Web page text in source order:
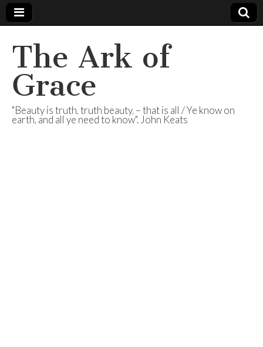
The Ark of
Grace
"Beauty is truth, truth beauty, – that is all / Ye know on
earth, and all ye need to know". John Keats